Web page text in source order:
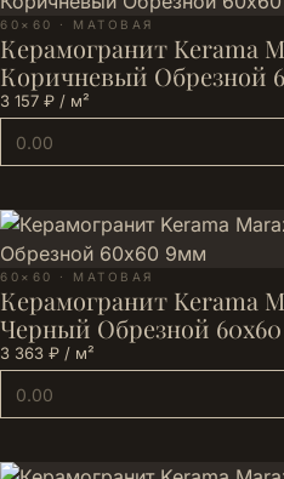
60×60 · МАТОВАЯ
Керамогранит Kerama
Коричневый Обрезной
3 157 ₽ / м²
60×60 · МАТОВАЯ
Керамогранит Kerama
Черный Обрезной
3 363 ₽ / м²